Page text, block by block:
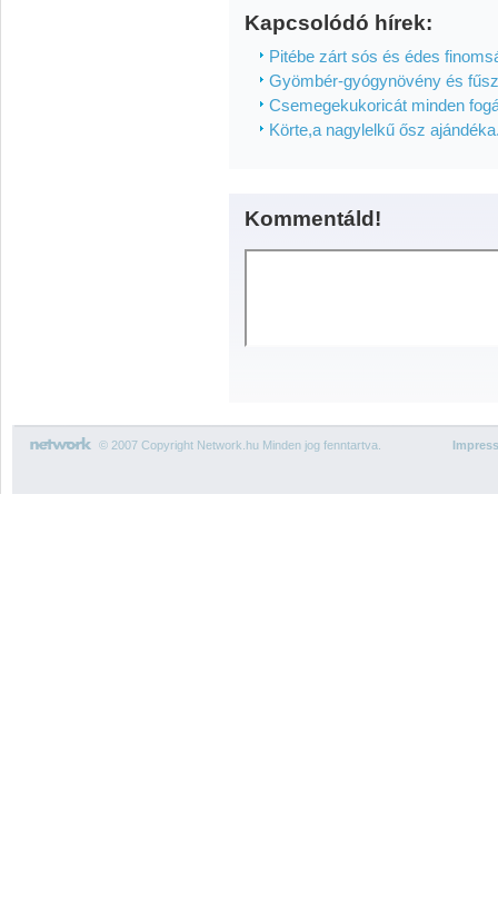
Kapcsolódó hírek:
Pitébe zárt sós és édes
Gyömbér-gyógynövény és
Csemegekukoricát minden
Körte,a nagylelkű ősz
Kommentáld!
© 2007 Copyright Network.hu Minden jog fenntartva.